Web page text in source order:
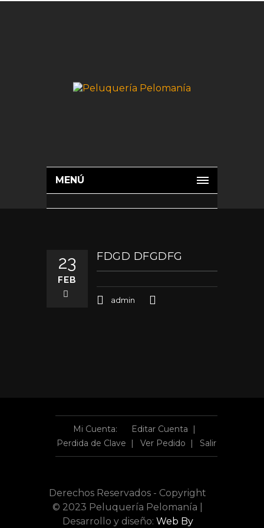
MENÚ
23
FEB
FDGD DFGDFG
admin
Mi Cuenta:
Editar Cuenta
Perdida de Clave
Ver Pedido Salir
Derechos Reservados - Copyright
© 2023 Peluquería Pelomanía |
Desarrollo y diseño: Web By